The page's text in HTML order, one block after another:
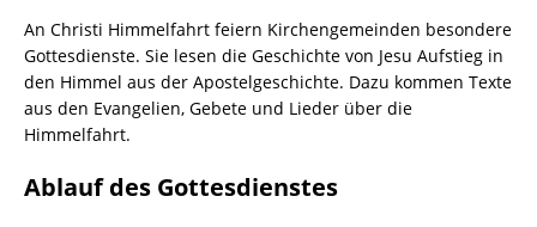
An Christi Himmelfahrt feiern Kirchengemeinden besondere
Gottesdienste. Sie lesen die Geschichte von Jesu Aufstieg in
den Himmel aus der Apostelgeschichte. Dazu kommen Texte
aus den Evangelien, Gebete und Lieder über die
Himmelfahrt.
Ablauf des Gottesdienstes